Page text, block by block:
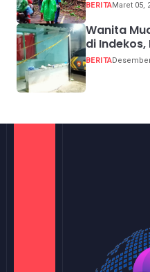
BERITAMaret 05,
Wanita
di Indekos,
BERITA